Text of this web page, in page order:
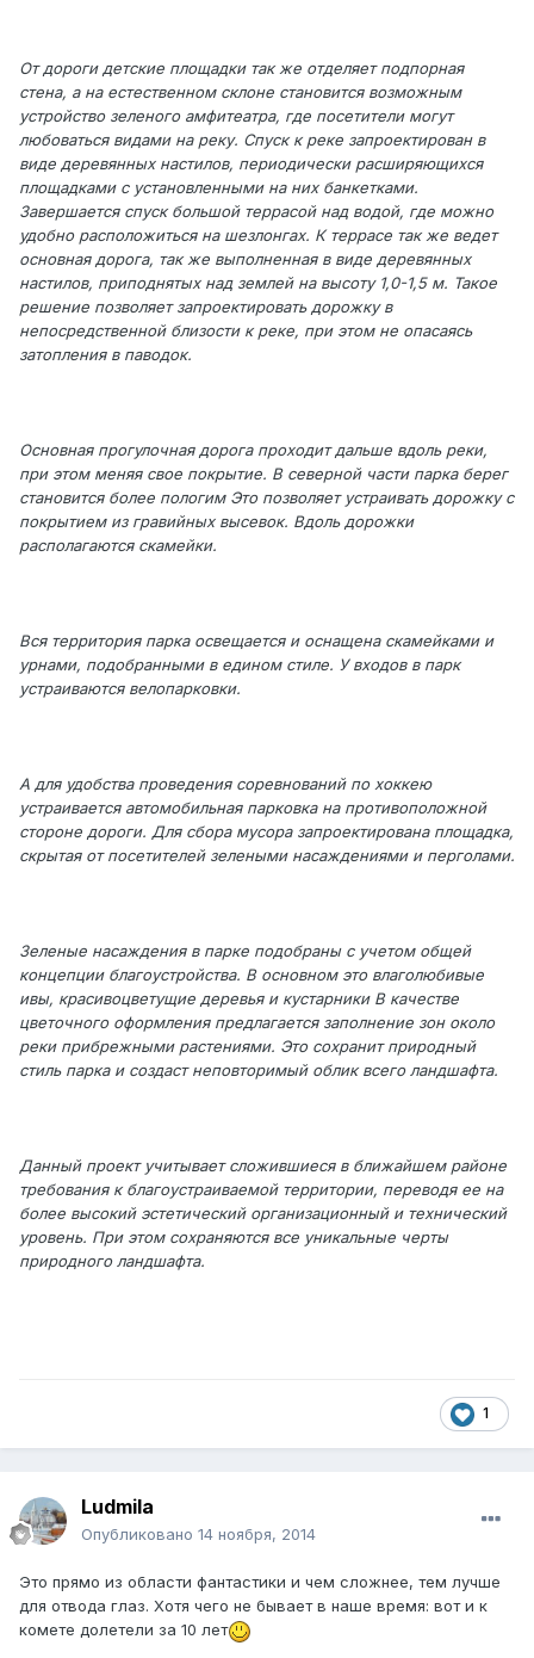
От дороги детские площадки так же отделяет подпорная
стена, а на естественном склоне становится возможным
устройство зеленого амфитеатра, где посетители могут
любоваться видами на реку. Спуск к реке запроектирован в
виде деревянных настилов, периодически расширяющихся
площадками с установленными на них банкетками.
Завершается спуск большой террасой над водой, где можно
удобно расположиться на шезлонгах. К террасе так же ведет
основная дорога, так же выполненная в виде деревянных
настилов, приподнятых над землей на высоту 1,0-1,5 м. Такое
решение позволяет запроектировать дорожку в
непосредственной близости к реке, при этом не опасаясь
затопления в паводок.
Основная прогулочная дорога проходит дальше вдоль реки,
при этом меняя свое покрытие. В северной части парка берег
становится более пологим Это позволяет устраивать дорожку с
покрытием из гравийных высевок. Вдоль дорожки
располагаются скамейки.
Вся территория парка освещается и оснащена скамейками и
урнами, подобранными в едином стиле. У входов в парк
устраиваются велопарковки.
А для удобства проведения соревнований по хоккею
устраивается автомобильная парковка на противоположной
стороне дороги. Для сбора мусора запроектирована площадка,
скрытая от посетителей зелеными насаждениями и перголами.
Зеленые насаждения в парке подобраны с учетом общей
концепции благоустройства. В основном это влаголюбивые
ивы, красивоцветущие деревья и кустарники В качестве
цветочного оформления предлагается заполнение зон около
реки прибрежными растениями. Это сохранит природный
стиль парка и создаст неповторимый облик всего ландшафта.
Данный проект учитывает сложившиеся в ближайшем районе
требования к благоустраиваемой территории, переводя ее на
более высокий эстетический организационный и технический
уровень. При этом сохраняются все уникальные черты
природного ландшафта.
1
Ludmila
Опубликовано 14 ноября, 2014
Это прямо из области фантастики и чем сложнее, тем лучше
для отвода глаз. Хотя чего не бывает в наше время: вот и к
комете долетели за 10 лет